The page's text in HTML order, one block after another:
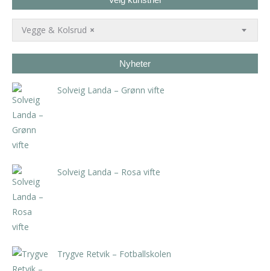
×
Vegge & Kolsrud
Nyheter
Solveig Landa – Grønn vifte
Solveig Landa – Rosa vifte
Trygve Retvik – Fotballskolen